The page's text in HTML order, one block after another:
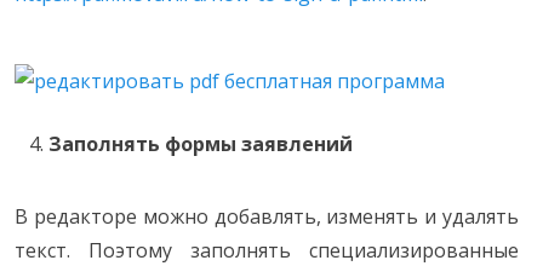
Заполнять формы заявлений
В редакторе можно добавлять, изменять и удалять
текст. Поэтому заполнять специализированные